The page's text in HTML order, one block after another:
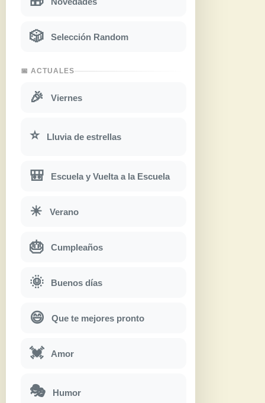
🎲 Selección Random
📅 ACTUALES
🎉 Viernes
⭐ Lluvia de estrellas
🎒 Escuela y Vuelta a la Escuela
☀ Verano
🎂 Cumpleaños
🌞 Buenos días
😄 Que te mejores pronto
💓 Amor
🎭 Humor